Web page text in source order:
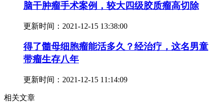
脑干肿瘤手术案例，较大四级胶质瘤高切除
更新时间： 2021-12-15 13:38:00
得了髓母细胞瘤能活多久？经治疗，这名男童
带瘤生存八年
更新时间： 2021-12-15 11:14:09
相关文章